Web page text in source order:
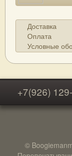
Доставка
Оплата
Условные
+7(926)
©